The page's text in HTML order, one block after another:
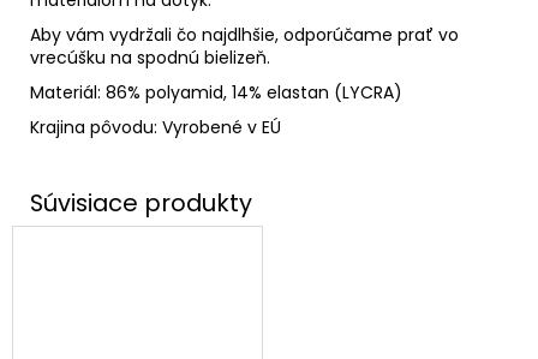
Aby vám vydržali čo najdlhšie, odporúčame prať vo
vrecúšku na spodnú bielizeň.
Materiál: 86% polyamid, 14% elastan (LYCRA)
Krajina pôvodu: Vyrobené v EÚ